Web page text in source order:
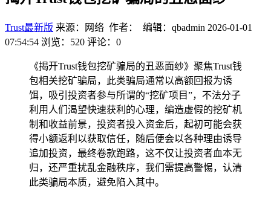
Trust最新版 来源：网络 作者： 编辑：qbadmin 2026-01-01
07:54:54 浏览：520 评论：0
《揭开Trust钱包挖矿骗局的丑恶面纱》聚焦Trust钱
包相关挖矿骗局，此类骗局通常以高额回报为诱
饵，吸引投资者参与所谓的“挖矿项目”，不法分子
利用人们渴望快速获利的心理，编造虚假的挖矿机
制和收益前景，投资者投入资金后，起初可能会获
得小额返利以获取信任，随后便会以各种理由诱导
追加投资，最终卷款跑路，这不仅让投资者血本无
归，还严重扰乱金融秩序，我们需提高警惕，认清
此类骗局本质，避免陷入其中。